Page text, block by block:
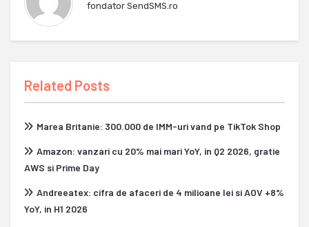
fondator SendSMS.ro
Related Posts
Marea Britanie: 300.000 de IMM-uri vand pe TikTok Shop
Amazon: vanzari cu 20% mai mari YoY, in Q2 2026, gratie
AWS si Prime Day
Andreeatex: cifra de afaceri de 4 milioane lei si AOV +8%
YoY, in H1 2026